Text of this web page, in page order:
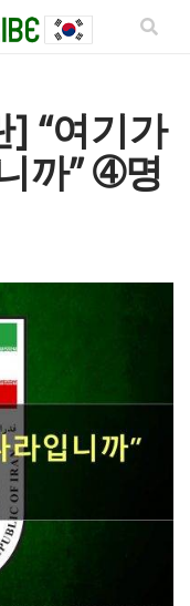
“여기가
까” ➃명